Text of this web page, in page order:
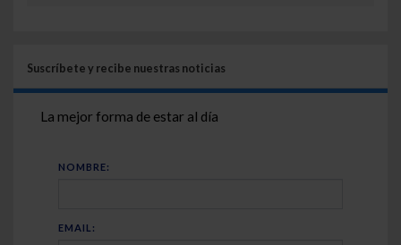
Suscríbete y recibe nuestras noticias
La mejor forma de estar al día
NOMBRE:
EMAIL: